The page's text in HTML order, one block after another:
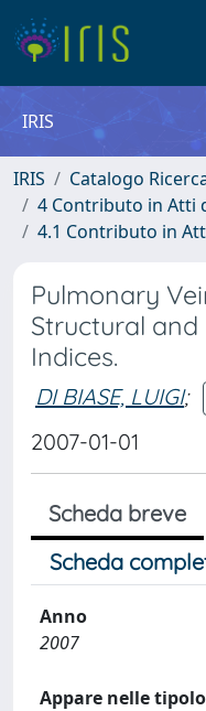
IRIS
IRIS
Catalogo
4 Contributo in Atti
4.1 Contributo in
Pulmonary
Structural and
Indices.
DI BIASE, LUIGI;
2007-01-01
Scheda breve
Scheda
Anno
2007
Appare nelle